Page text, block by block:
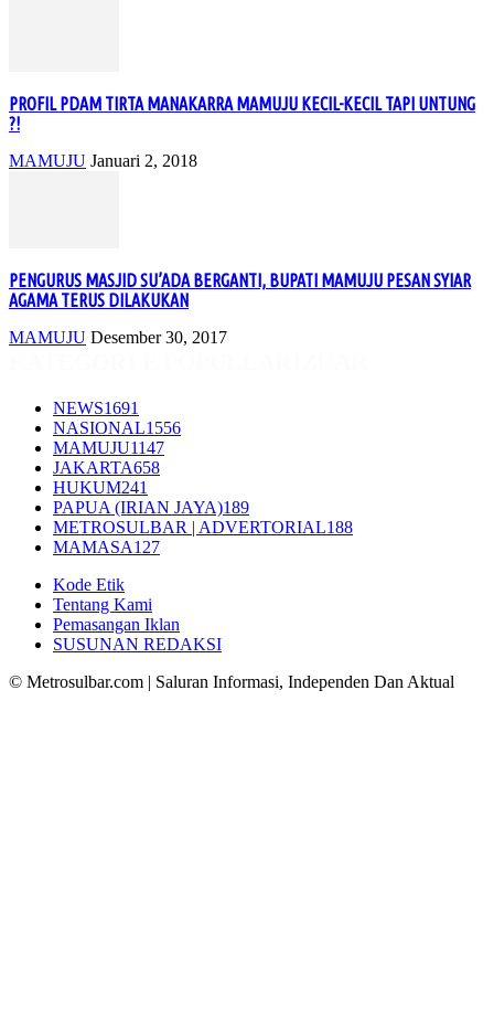
PROFIL PDAM TIRTA MANAKARRA MAMUJU KECIL-KECIL TAPI UNTUNG
?!
MAMUJU Januari 2, 2018
PENGURUS MASJID SU’ADA BERGANTI, BUPATI MAMUJU PESAN SYIAR
AGAMA TERUS DILAKUKAN
MAMUJU Desember 30, 2017
NEWS1691
NASIONAL1556
MAMUJU1147
JAKARTA658
HUKUM241
PAPUA (IRIAN JAYA)189
METROSULBAR | ADVERTORIAL188
MAMASA127
Kode Etik
Tentang Kami
Pemasangan Iklan
SUSUNAN REDAKSI
© Metrosulbar.com | Saluran Informasi, Independen Dan Aktual